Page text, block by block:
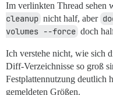
Im verlinkten Thread sehen
cleanup nicht half, aber
volumes --force doch
Ich verstehe nicht, wie sich
Diff-Verzeichnisse so groß
Festplattennutzung deutlich
gemeldeten Größen.